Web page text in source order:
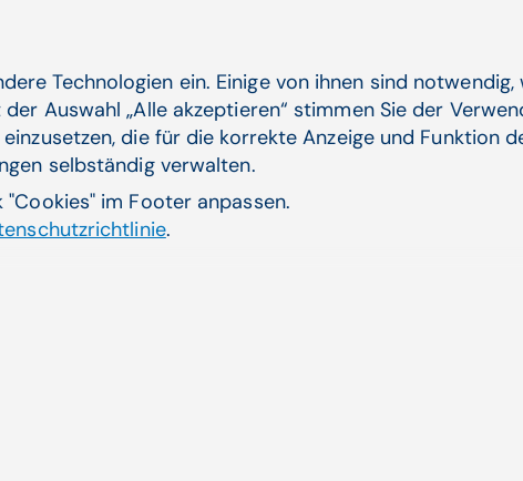
unseren Beruf hochwertiger und deutlich
Perspektive einer spannenden und
Klinik findet Innovation statt. Aber dafür gibt es
modernen Berufsbilder."
Technologien ein. Einige von ihnen sind
Auswahl „Alle akzeptieren“ stimmen Sie der
die für die korrekte Anzeige und Funktion
selbständig verwalten.
im Footer anpassen.
.